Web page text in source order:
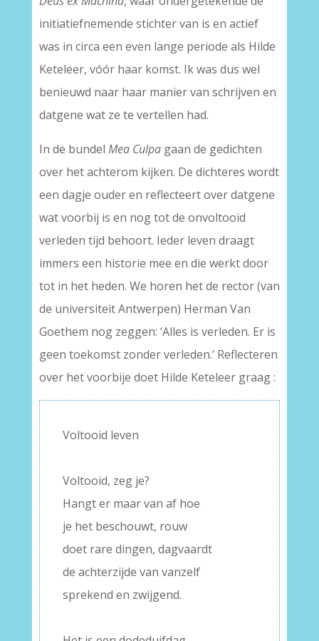
initiatiefnemende stichter van is en actief
was in circa een even lange periode als Hilde
Keteleer, vóór haar komst. Ik was dus wel
benieuwd naar haar manier van schrijven en
datgene wat ze te vertellen had.
In de bundel Mea Culpagaan de gedichten
over het achterom kijken. De dichteres wordt
een dagje ouder en reflecteert over datgene
wat voorbij is en nog tot de onvoltooid
verleden tijd behoort. Ieder leven draagt
immers een historie mee en die werkt door
tot in het heden. We horen het de rector (van
de universiteit Antwerpen) Herman Van
Goethem nog zeggen: ‘Alles is verleden. Er is
geen toekomst zonder verleden.’ Reflecteren
over het voorbije doet Hilde Keteleer graag :
Voltooid leven
Voltooid, zeg je?
Hangt er maar van af hoe
je het beschouwt, rouw
doet rare dingen, dagvaardt
de achterzijde van vanzelf
sprekend en zwijgend.